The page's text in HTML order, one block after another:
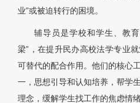
业”或被迫转行的困境。
辅导员是学校和学生、教
梁”，在提升民办高校法学专业
可替代的配合作用。他们的核心
一，思想引导和认知培养，帮学
理念，缓解学生找工作的焦虑情